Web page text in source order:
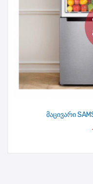
მაცივარი